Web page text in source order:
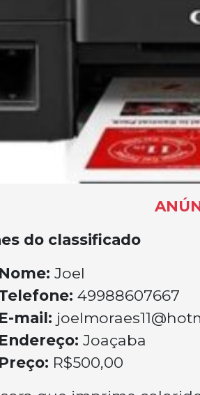
do classificado
Nome: Joel
49988607667
E-mail:
Endereço: Joaçaba
Preço: R$500,00